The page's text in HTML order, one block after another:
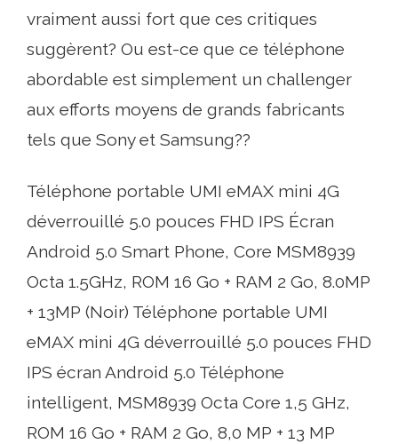
vraiment aussi fort que ces critiques
suggèrent? Ou est-ce que ce téléphone
abordable est simplement un challenger
aux efforts moyens de grands fabricants
tels que Sony et Samsung??
Téléphone portable UMI eMAX mini 4G
déverrouillé 5.0 pouces FHD IPS Écran
Android 5.0 Smart Phone, Core MSM8939
Octa 1.5GHz, ROM 16 Go + RAM 2 Go, 8.0MP
+ 13MP (Noir) Téléphone portable UMI
eMAX mini 4G déverrouillé 5.0 pouces FHD
IPS écran Android 5.0 Téléphone
intelligent, MSM8939 Octa Core 1,5 GHz,
ROM 16 Go + RAM 2 Go, 8,0 MP + 13 MP